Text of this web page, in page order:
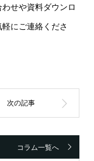
せや資料ダウンロ
にご連絡くださ
コラム一覧へ